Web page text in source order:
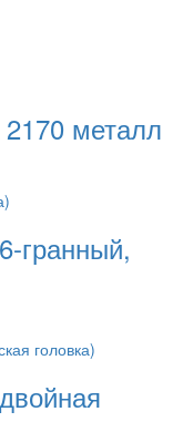
металл
гранный,